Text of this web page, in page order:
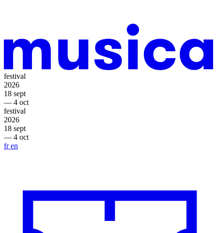
festival
2026
18 sept
— 4 oct
festival
2026
18 sept
— 4 oct
fren